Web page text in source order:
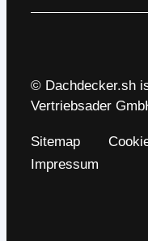
© Dachdecker.sh
Vertriebsader
Sitemap
Impressum